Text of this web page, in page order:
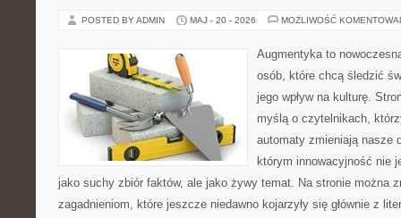
POSTED BY ADMIN MAJ - 20 - 2026 MOŻLIWOŚĆ
Augmentyka to
osób, które chcą śledzić
jego wpływ na kulturę.
myślą o czytelnikach,
automaty zmieniają nasze
którym innowacyjność nie
jako suchy zbiór faktów, ale jako żywy temat. Na stronie można
zagadnieniom, które jeszcze niedawno kojarzyły się głównie z